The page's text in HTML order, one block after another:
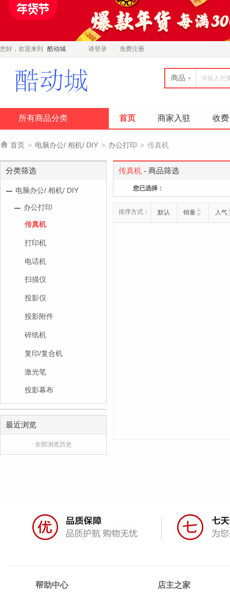
您好，欢迎来到 酷动城 请登录 免费注册
商品
所有商品分类 首页 商家入驻 收
 首页 > 电脑办公/ 相机/ DIY > 办公打印 > 传真机
分类筛选
电脑办公/ 相机/ DIY
办公打印
传真机
打印机
电话机
扫描仪
投影仪
投影附件
碎纸机
复印/复合机
激光笔
投影幕布
最近浏览
全部浏览历史
传真机 - 商品筛选
您已选择：
排序方式： 默认 销量 人气
帮助中心 店主之家